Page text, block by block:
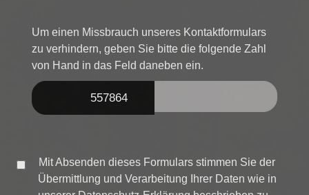
Um einen Missbrauch unseres Kontaktformulars
zu verhindern, geben Sie bitte die folgende Zahl
von Hand in das Feld daneben ein.
557864146
Mit Absenden dieses Formulars stimmen Sie der
Übermittlung und Verarbeitung Ihrer Daten wie in